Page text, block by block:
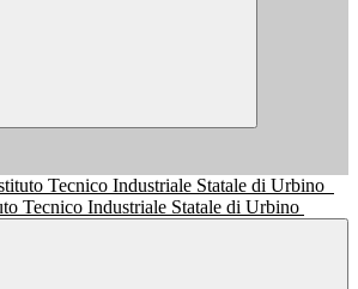
Tecnico Industriale Statale di Urbino